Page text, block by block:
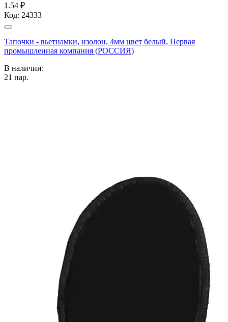
1.54 ₽
Код: 24333
Тапочки - вьетнамки, изолон, 4мм цвет белый, Первая
промышленная компания (РОССИЯ)
В наличии:
21 пар.